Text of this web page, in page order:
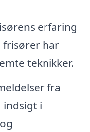
erfaring
frisører har
teknikker.
fra
indsigt i